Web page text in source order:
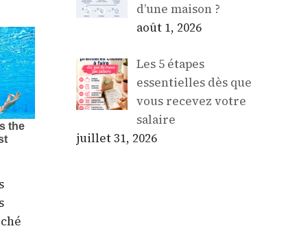
d’une maison ?
août 1, 2026
Les 5 étapes
essentielles dès que
vous recevez votre
salaire
juillet 31, 2026